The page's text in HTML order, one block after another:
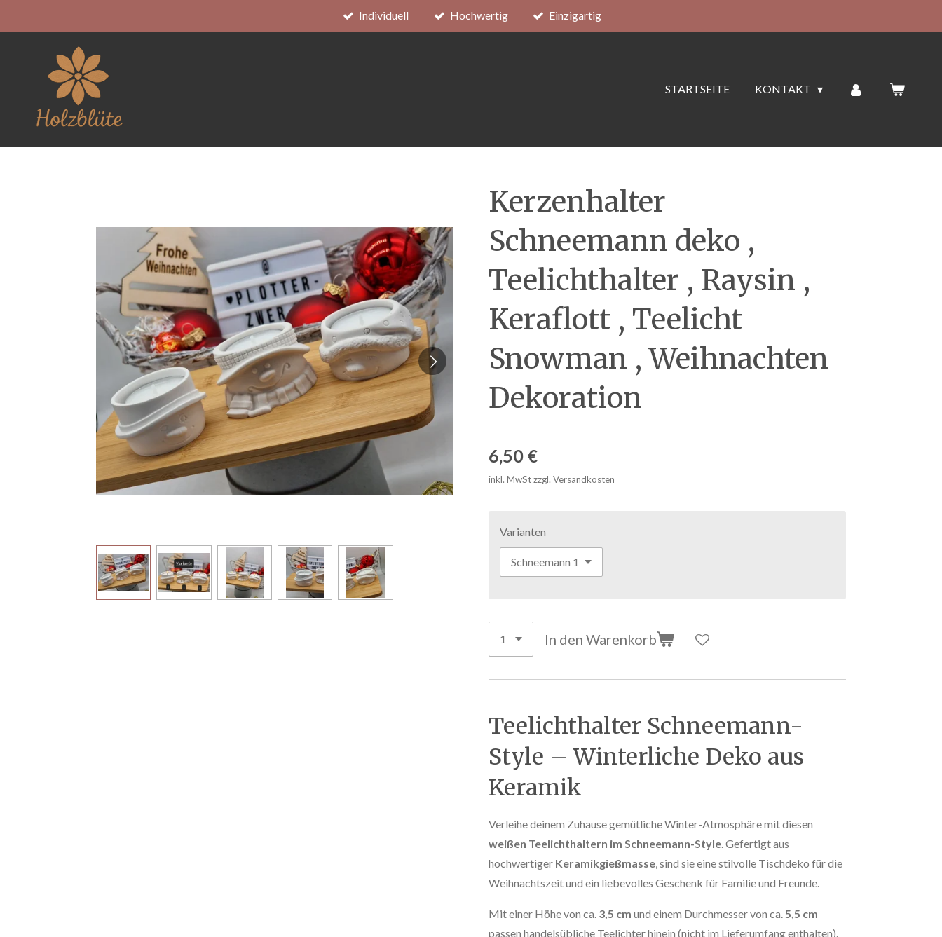
Hauptinhalt
Individuell Hochwertig Einzigartig
STARTSEITE KONTAKT
Kerzenhalter
Schneemann deko ,
Teelichthalter , Raysin ,
Keraflott , Teelicht
Snowman , Weihnachten
Dekoration
6,50 €
inkl. MwSt zzgl. Versandkosten
Varianten
In den Warenkorb
Teelichthalter Schneemann-
Style – Winterliche Deko aus
Keramik
Verleihe deinem Zuhause gemütliche Winter-Atmosphäre mit diesen
weißen Teelichthaltern im Schneemann-Style . Gefertigt aus
hochwertiger Keramikgießmasse , sind sie eine stilvolle Tischdeko für die
Weihnachtszeit und ein liebevolles Geschenk für Familie und Freunde.
Mit einer Höhe von ca. 3,5 cm und einem Durchmesser von ca. 5,5 cm
passen handelsübliche Teelichter hinein (nicht im Lieferumfang enthalten).